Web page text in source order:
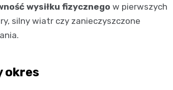
wysiłku fizycznego w pierwszych
silny wiatr czy zanieczyszczone
okres